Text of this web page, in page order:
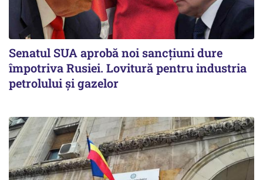
Senatul SUA aprobă noi sancțiuni dure
împotriva Rusiei. Lovitură pentru industria
petrolului și gazelor